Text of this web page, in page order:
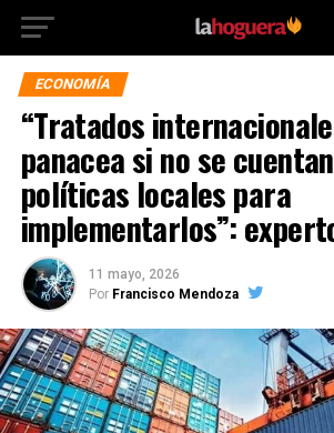
ECONOMÍA
“Tratados
panacea si no se
políticas locales para
implementarlos”:
11 mayo, 2026
Por Francisco Mendoza